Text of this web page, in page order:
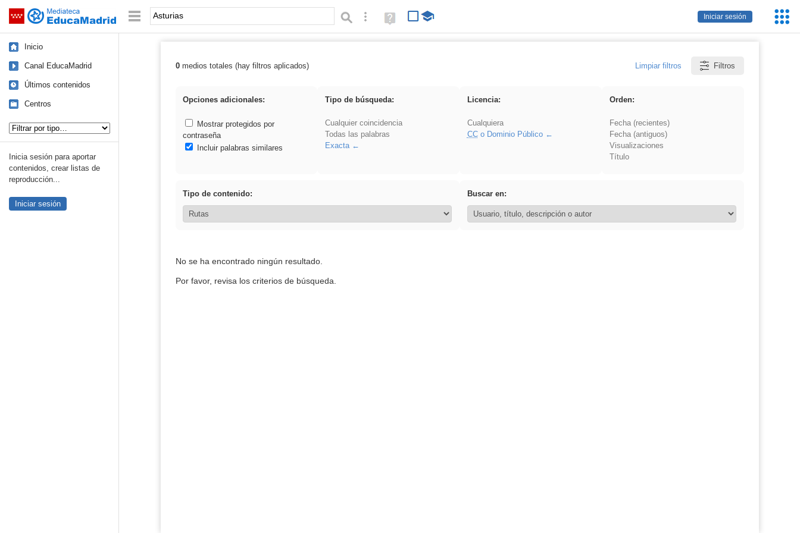
Saltar navegación
Iniciar sesión
Palabra o frase: Búsqueda avanzada
Ayuda
(en
Inicio
Canal EducaMadrid
Últimos contenidos
Centros
Inicia sesión para aportar
contenidos, crear listas de
reproducción...
Iniciar sesión
Resultados de: Asturias
0medios totales (hay filtros aplicados) Limpiar filtros Filtros
Opciones adicionales:
Mostrar protegidos por
contraseña
Incluir palabras similares
Tipo de búsqueda:
Cualquier coincidencia
Todas las palabras
Exacta
Licencia:
Cualquiera
CCo Dominio Público
Orden:
Fecha (recientes)
Fecha (antiguos)
Visualizaciones
Título
Tipo de contenido: Buscar en:
No se ha encontrado ningún resultado.
Por favor, revisa los criterios de búsqueda.